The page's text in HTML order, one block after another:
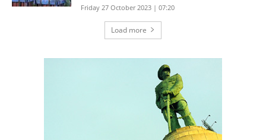
Friday 27 October 2023 | 07:20
Load more